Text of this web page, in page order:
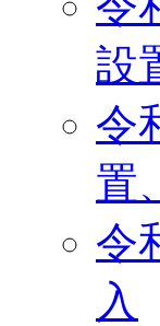
設
令
置
令
入